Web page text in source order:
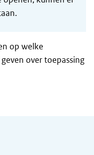
op welke
over toepassing